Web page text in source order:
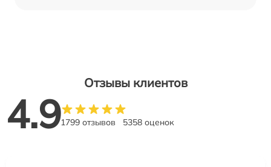
Отзывы клиентов
4.91799 отзывов 5358 оценок